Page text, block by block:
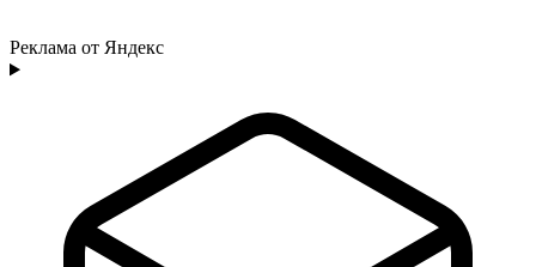
Реклама от Яндекс